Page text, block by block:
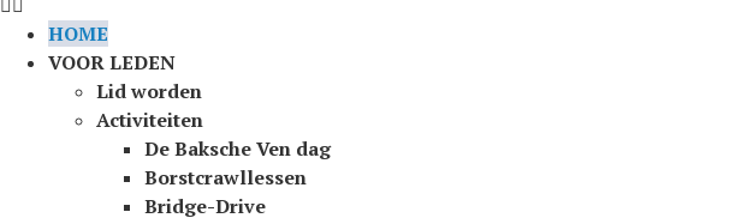
HOME
VOOR LEDEN
Lid worden
Activiteiten
De Baksche Ven dag
Borstcrawllessen
Bridge-Drive